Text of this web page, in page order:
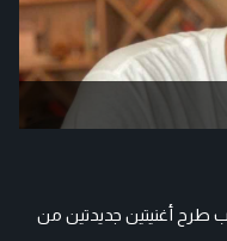
طرح أغنيتين جديدتين من